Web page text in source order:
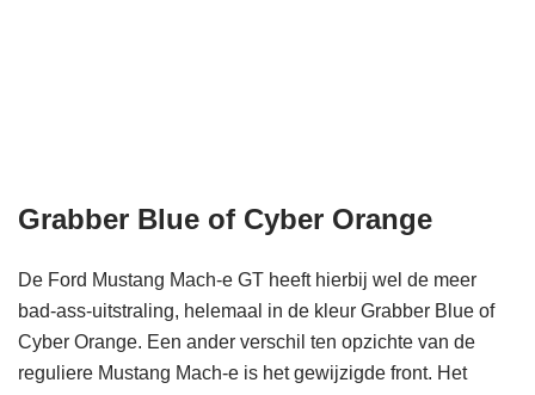
Grabber Blue of Cyber Orange
De Ford Mustang Mach-e GT heeft hierbij wel de meer
bad-ass-uitstraling, helemaal in de kleur Grabber Blue of
Cyber Orange. Een ander verschil ten opzichte van de
reguliere Mustang Mach-e is het gewijzigde front. Het